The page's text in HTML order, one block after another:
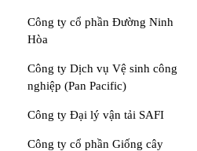
Công ty cổ phần Đường Ninh
Hòa
Công ty Dịch vụ Vệ sinh công
nghiệp (Pan Pacific)
Công ty Đại lý vận tải SAFI
Công ty cổ phần Giống cây